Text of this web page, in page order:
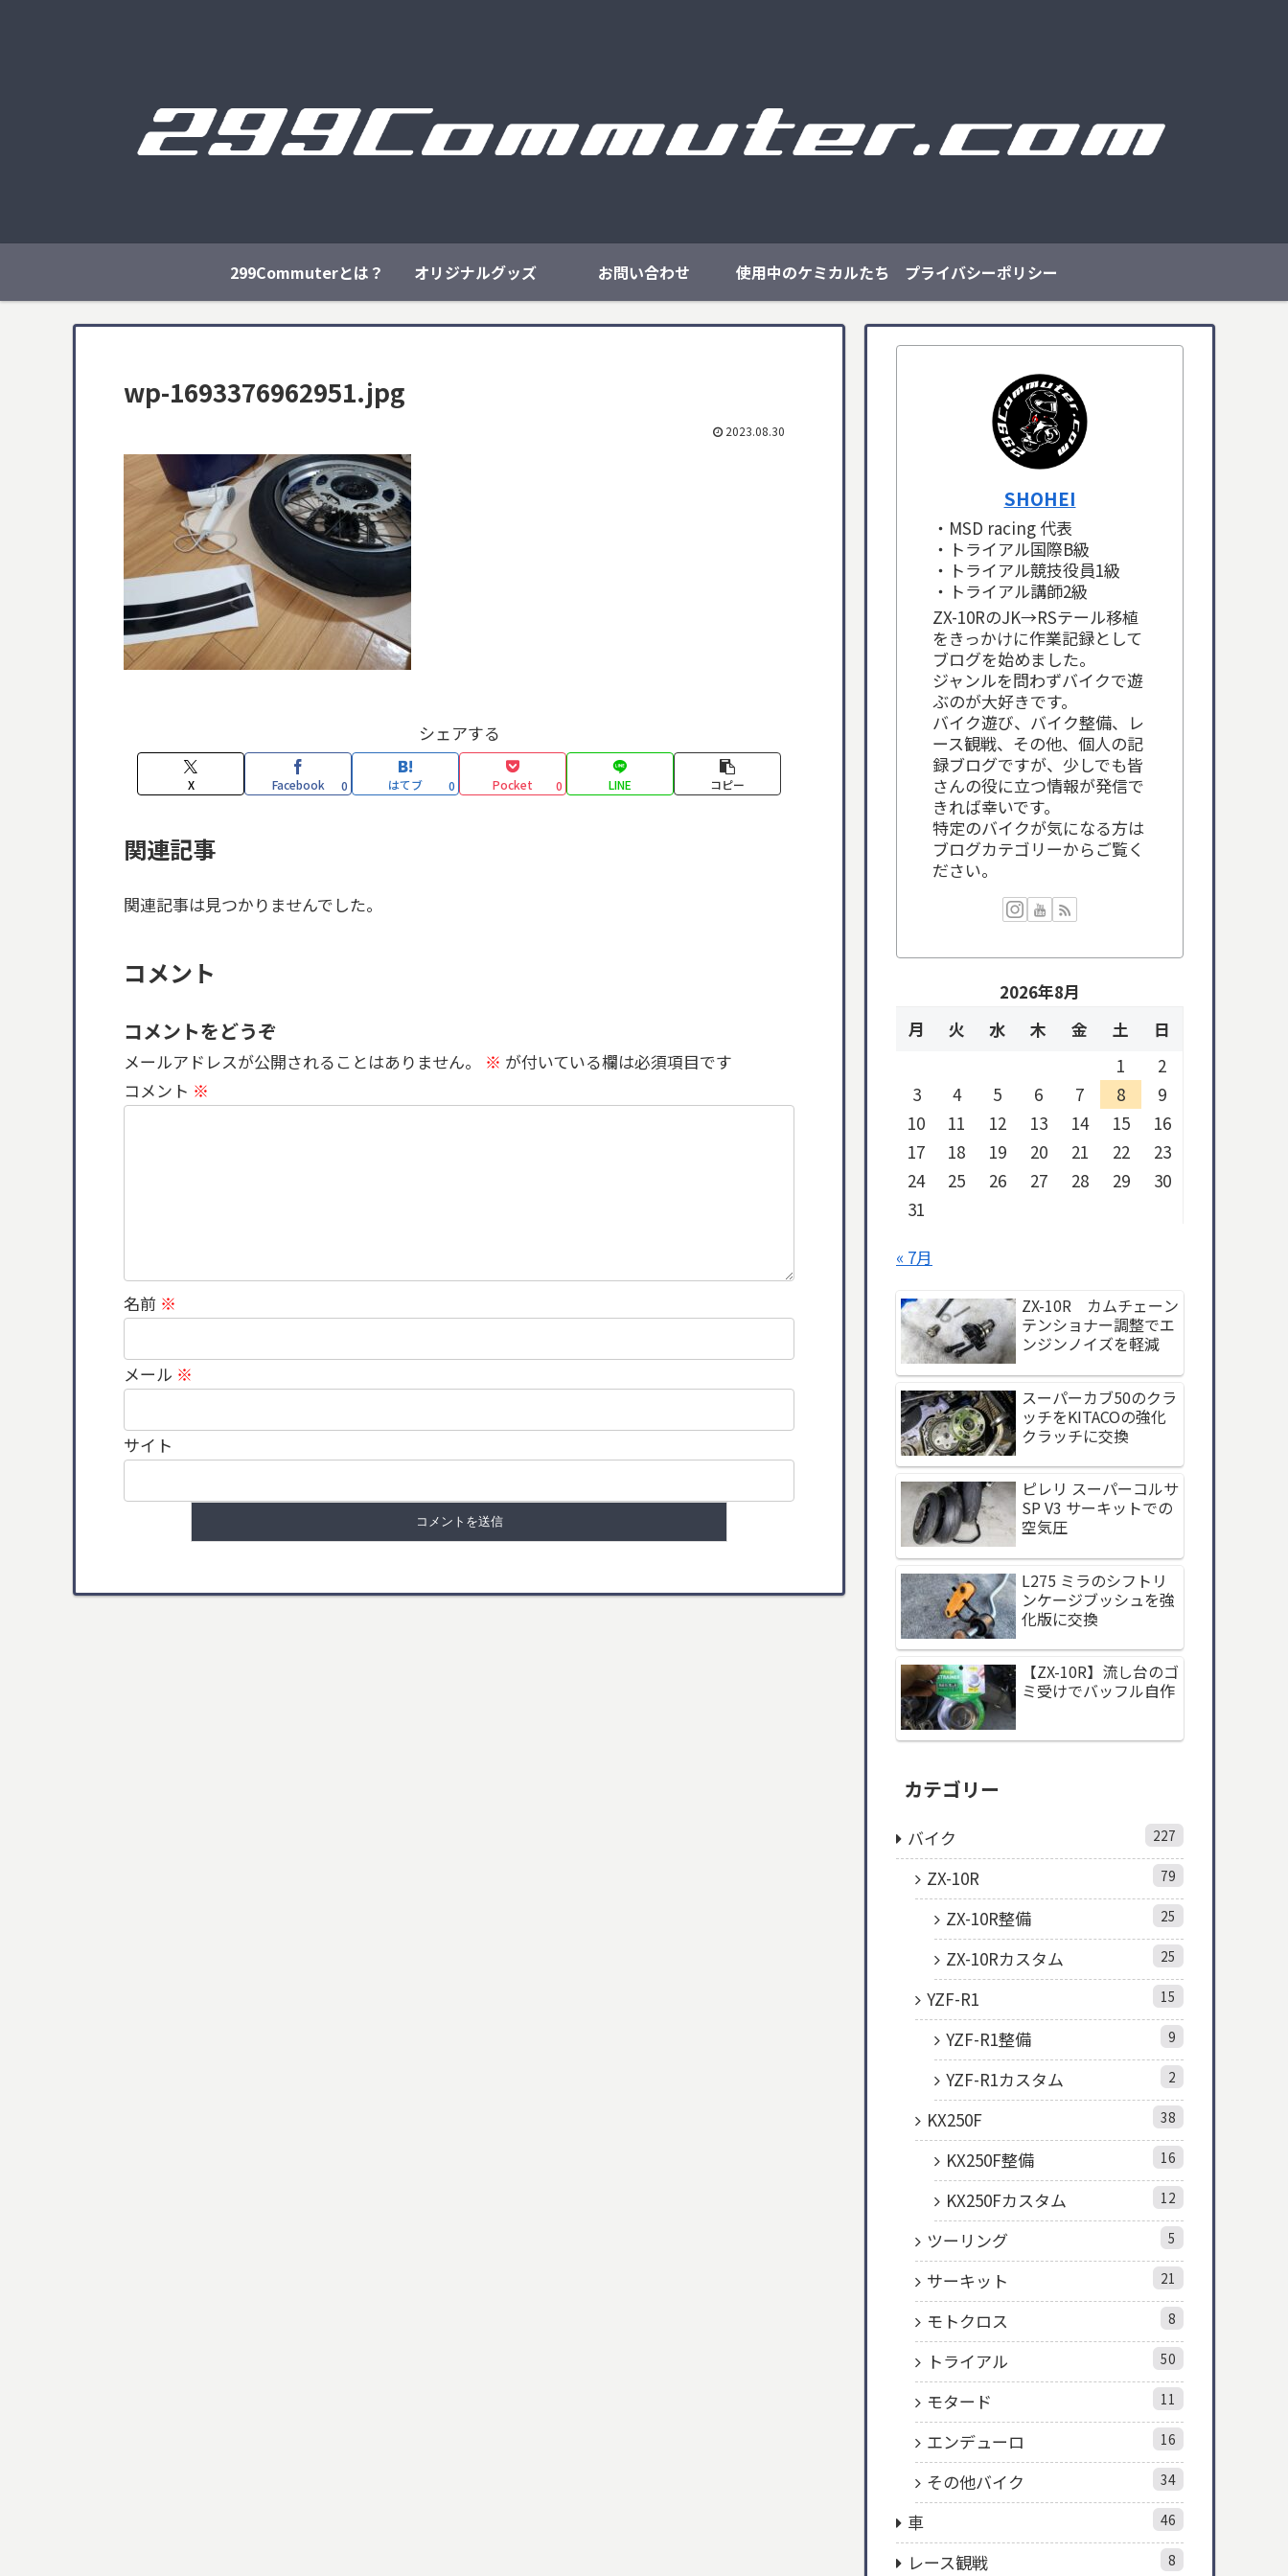
299Commuterとは？ オリジナルグッズ お問い合わせ 使用中のケミカルたち プライバシーポリシー
wp-1693376962951.jpg
2023.08.30
シェアする
X Facebook 0 はてブ 0 Pocket 0 LINE コピー
関連記事
関連記事は見つかりませんでした。
コメント
コメントをどうぞ
メールアドレスが公開されることはありません。 ※ が付いている欄は必須項目です
コメント ※
名前 ※
メール ※
サイト
SHOHEI
・MSD racing 代表
・トライアル国際B級
・トライアル競技役員1級
・トライアル講師2級
ZX-10RのJK→RSテール移植
をきっかけに作業記録として
ブログを始めました。
ジャンルを問わずバイクで遊
ぶのが大好きです。
バイク遊び、バイク整備、レ
ース観戦、その他、個人の記
録ブログですが、少しでも皆
さんの役に立つ情報が発信で
きれば幸いです。
特定のバイクが気になる方は
ブログカテゴリーからご覧く
ださい。
2026年8月
月
火 水 木 金 土
日
1
2
3
4 5 6 7 8
9
10
11 12 13 14 15
16
17
18 19 20 21 22
23
24
25 26 27 28 29
30
31
« 7月
ZX-10R カムチェーン
テンショナー調整でエ
ンジンノイズを軽減
スーパーカブ50のクラ
ッチをKITACOの強化
クラッチに交換
ピレリ スーパーコルサ
SP V3 サーキットでの
空気圧
L275 ミラのシフトリ
ンケージブッシュを強
化版に交換
【ZX-10R】流し台のゴ
ミ受けでバッフル自作
カテゴリー
バイク 227
ZX-10R 79
ZX-10R整備 25
ZX-10Rカスタム 25
YZF-R1 15
YZF-R1整備 9
YZF-R1カスタム 2
KX250F 38
KX250F整備 16
KX250Fカスタム 12
ツーリング 5
サーキット 21
モトクロス 8
トライアル 50
モタード 11
エンデューロ 16
その他バイク 34
車 46
レース観戦 8